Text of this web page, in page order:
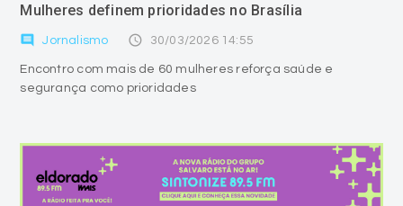
Mulheres definem prioridades no Brasília
comment Jornalismo access_time 30/03/2026 14:55
Encontro com mais de 60 mulheres reforça saúde e
segurança como prioridades